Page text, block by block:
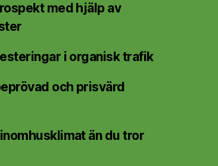
med hjälp av
i organisk trafik
och prisvärd
än du tror